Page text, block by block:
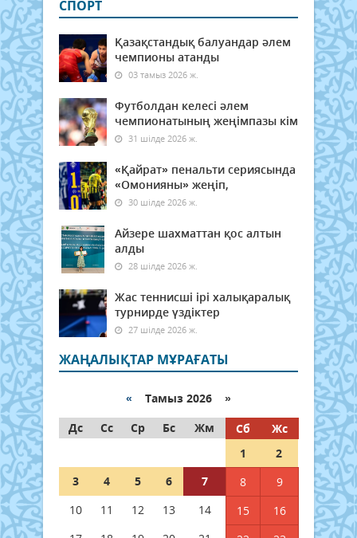
СПОРТ
Қазақстандық балуандар әлем
чемпионы атанды
03 тамыз 2026 ж.
Футболдан келесі әлем
чемпионатының жеңімпазы кім
31 шілде 2026 ж.
«Қайрат» пенальти сериясында
«Омонияны» жеңіп,
30 шілде 2026 ж.
Айзере шахматтан қос алтын
алды
28 шілде 2026 ж.
Жас теннисші ірі халықаралық
турнирде үздіктер
27 шілде 2026 ж.
ЖАҢАЛЫҚТАР МҰРАҒАТЫ
« Тамыз 2026 »
Дс
Сс Ср Бс Жм Сб
Жс
1
2
3
4 5 6 7 8
9
10
11 12 13 14 15
16